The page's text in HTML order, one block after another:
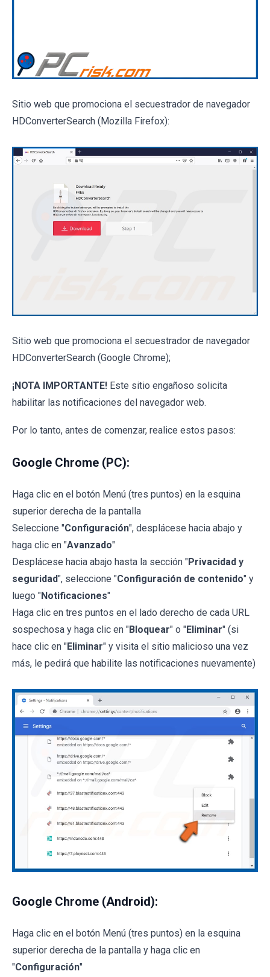
Sitio web que promociona el secuestrador de navegador
HDConverterSearch (Mozilla Firefox):
Sitio web que promociona el secuestrador de navegador
HDConverterSearch (Google Chrome);
¡NOTA IMPORTANTE! Este sitio engañoso solicita
habilitar las notificaciones del navegador web.
Por lo tanto, antes de comenzar, realice estos pasos:
Google Chrome (PC):
Haga clic en el botón Menú (tres puntos) en la esquina
superior derecha de la pantalla
Seleccione "Configuración", desplácese hacia abajo y
haga clic en "Avanzado"
Desplácese hacia abajo hasta la sección "Privacidad y
seguridad", seleccione "Configuración de contenido" y
luego "Notificaciones"
Haga clic en tres puntos en el lado derecho de cada URL
sospechosa y haga clic en "Bloquear" o "Eliminar" (si
hace clic en "Eliminar" y visita el sitio malicioso una vez
más, le pedirá que habilite las notificaciones nuevamente)
Google Chrome (Android):
Haga clic en el botón Menú (tres puntos) en la esquina
superior derecha de la pantalla y haga clic en
"Configuración"